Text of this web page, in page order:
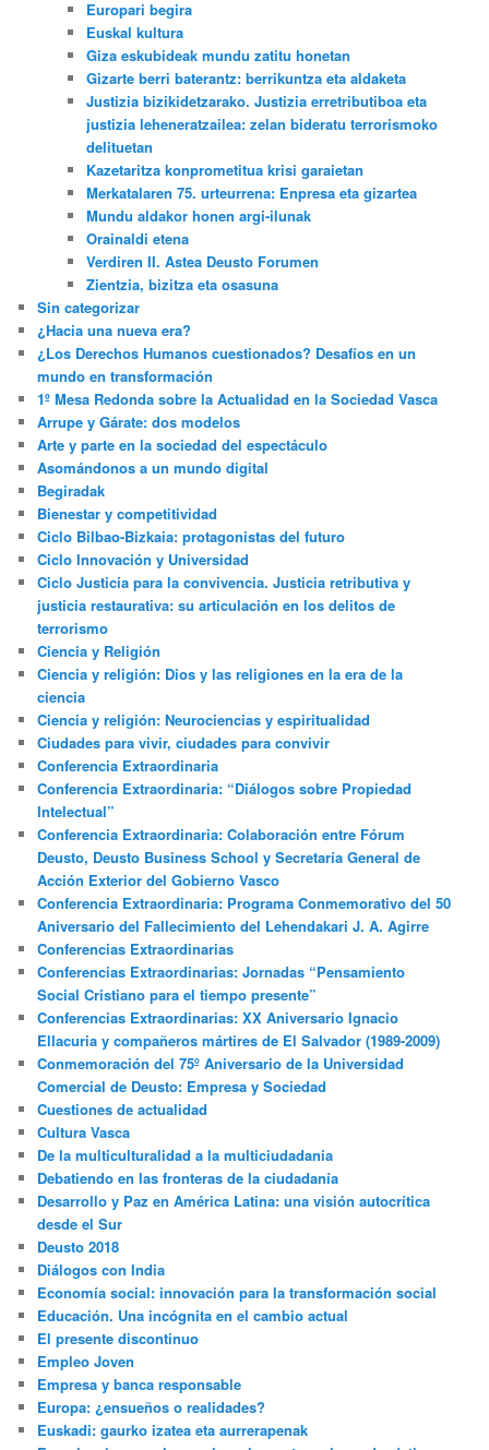
Europari begira
Euskal kultura
Giza eskubideak mundu zatitu honetan
Gizarte berri baterantz: berrikuntza eta aldaketa
Justizia bizikidetzarako. Justizia erretributiboa eta
justizia leheneratzailea: zelan bideratu terrorismoko
delituetan
Kazetaritza konprometitua krisi garaietan
Merkatalaren 75. urteurrena: Enpresa eta gizartea
Mundu aldakor honen argi-ilunak
Orainaldi etena
Verdiren II. Astea Deusto Forumen
Zientzia, bizitza eta osasuna
Sin categorizar
¿Hacia una nueva era?
¿Los Derechos Humanos cuestionados? Desafíos en un
mundo en transformación
1º Mesa Redonda sobre la Actualidad en la Sociedad Vasca
Arrupe y Gárate: dos modelos
Arte y parte en la sociedad del espectáculo
Asomándonos a un mundo digital
Begiradak
Bienestar y competitividad
Ciclo Bilbao-Bizkaia: protagonistas del futuro
Ciclo Innovación y Universidad
Ciclo Justicia para la convivencia. Justicia retributiva y
justicia restaurativa: su articulación en los delitos de
terrorismo
Ciencia y Religión
Ciencia y religión: Dios y las religiones en la era de la
ciencia
Ciencia y religión: Neurociencias y espiritualidad
Ciudades para vivir, ciudades para convivir
Conferencia Extraordinaria
Conferencia Extraordinaria: “Diálogos sobre Propiedad
Intelectual”
Conferencia Extraordinaria: Colaboración entre Fórum
Deusto, Deusto Business School y Secretaría General de
Acción Exterior del Gobierno Vasco
Conferencia Extraordinaria: Programa Conmemorativo del 50
Aniversario del Fallecimiento del Lehendakari J. A. Agirre
Conferencias Extraordinarias
Conferencias Extraordinarias: Jornadas “Pensamiento
Social Cristiano para el tiempo presente”
Conferencias Extraordinarias: XX Aniversario Ignacio
Ellacuria y compañeros mártires de El Salvador (1989-2009)
Conmemoración del 75º Aniversario de la Universidad
Comercial de Deusto: Empresa y Sociedad
Cuestiones de actualidad
Cultura Vasca
De la multiculturalidad a la multiciudadania
Debatiendo en las fronteras de la ciudadanía
Desarrollo y Paz en América Latina: una visión autocrítica
desde el Sur
Deusto 2018
Diálogos con India
Economía social: innovación para la transformación social
Educación. Una incógnita en el cambio actual
El presente discontinuo
Empleo Joven
Empresa y banca responsable
Europa: ¿ensueños o realidades?
Euskadi: gaurko izatea eta aurrerapenak